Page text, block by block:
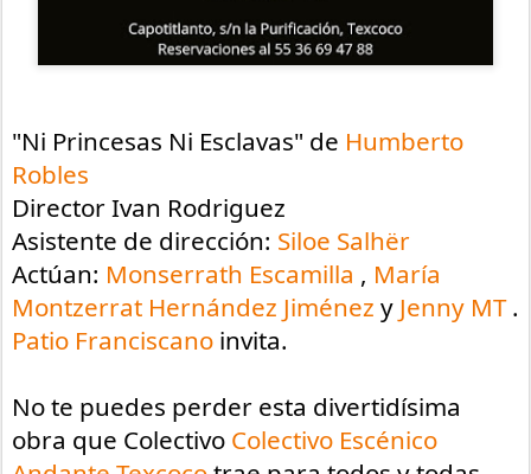
"Ni Princesas Ni Esclavas" de Humberto
Robles
Director Ivan Rodriguez
Asistente de dirección: Siloe Salhër
Actúan: Monserrath Escamilla , María
Montzerrat Hernández Jiménez y Jenny MT .
Patio Franciscano invita.
No te puedes perder esta divertidísima
obra que Colectivo Colectivo Escénico